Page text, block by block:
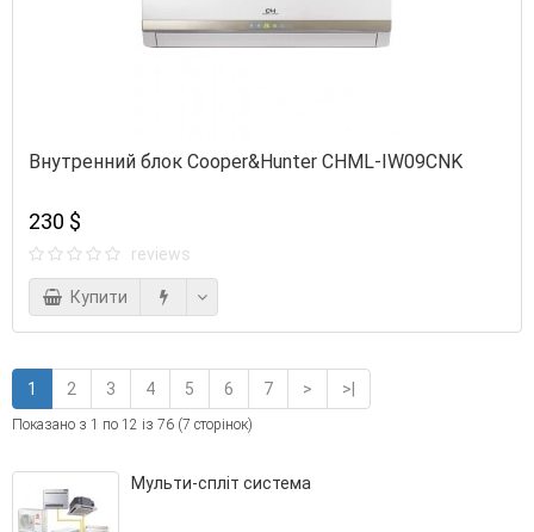
Внутренний блок Cooper&Hunter CHML-IW09CNK
230 $
reviews
Купити
1 2 3 4 5 6 7 > >|
Показано з 1 по 12 із 76 (7 сторінок)
Мульти-спліт система